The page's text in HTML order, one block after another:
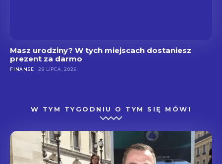
Masz urodziny? W tych miejscach dostaniesz
prezent za darmo
FINANSE 28 LIPCA, 2026
W TYM TYGODNIU O TYM SIĘ MÓWI